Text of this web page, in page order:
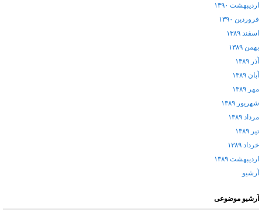
اردیبهشت ۱۳۹۰
فروردین ۱۳۹۰
اسفند ۱۳۸۹
بهمن ۱۳۸۹
آذر ۱۳۸۹
آبان ۱۳۸۹
مهر ۱۳۸۹
شهریور ۱۳۸۹
مرداد ۱۳۸۹
تیر ۱۳۸۹
خرداد ۱۳۸۹
اردیبهشت ۱۳۸۹
آرشيو
آرشیو موضوعی